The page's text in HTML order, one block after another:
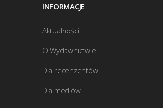
INFORMACJE
Aktualności
O Wydawnictwie
Dla recenzentów
Dla mediów